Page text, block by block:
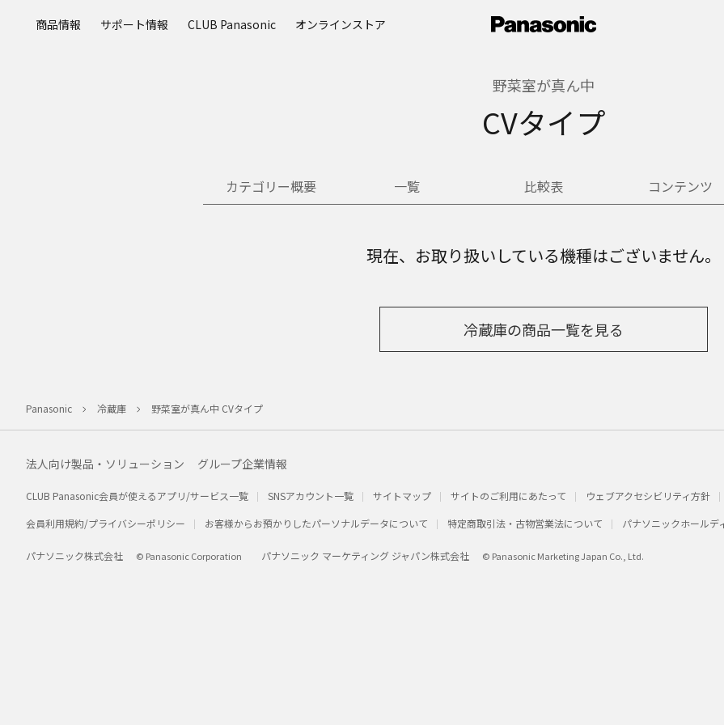
商品情報 サポート情報 CLUB Panasonic オンラインストア
野菜室が真ん中
CVタイプ
カテゴリー概要 一覧 比較表 コンテンツ
現在、お取り扱いしている機種はございません。
冷蔵庫の商品一覧を見る
Panasonic 冷蔵庫 野菜室が真ん中 CVタイプ
法人向け製品・ソリューション グループ企業情報
CLUB Panasonic会員が使えるアプリ/サービス一覧 SNSアカウント一覧 サイトマップ サイトのご利用にあたって ウェブアクセシビリティ方針
会員利用規約/プライバシーポリシー
お客様からお預かりしたパーソナルデータについて 特定商取引法・古物営業法について パナソニックホールデ
パナソニック株式会社 © Panasonic Corporation パナソニック マーケティング ジャパン株式会社 © Panasonic Marketing Japan Co., Ltd.